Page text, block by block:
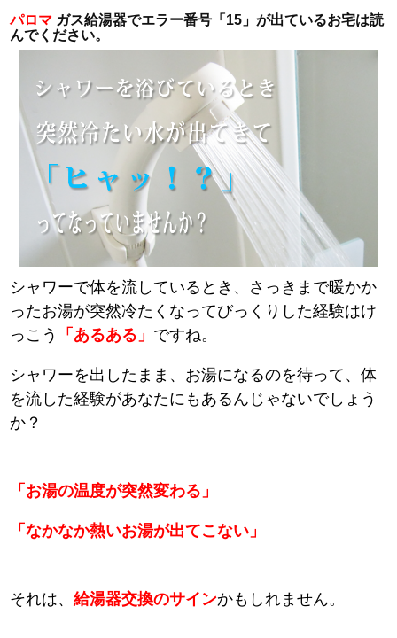
パロマ ガス給湯器でエラー番号「15」が出ているお宅は読
んでください。
シャワーで体を流しているとき、さっきまで暖かか
ったお湯が突然冷たくなってびっくりした経験はけ
っこう
「あるある」 ですね。
シャワーを出したまま、お湯になるのを待って、体
を流した経験があなたにもあるんじゃないでしょう
か？
「お湯の温度が突然変わる」
「なかなか熱いお湯が出てこない」
それは、給湯器交換のサインかもしれません。